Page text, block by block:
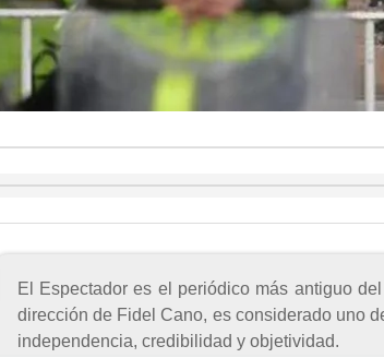
El Espectador es el periódico más antiguo
dirección de Fidel Cano, es considerado uno
independencia, credibilidad y objetividad.